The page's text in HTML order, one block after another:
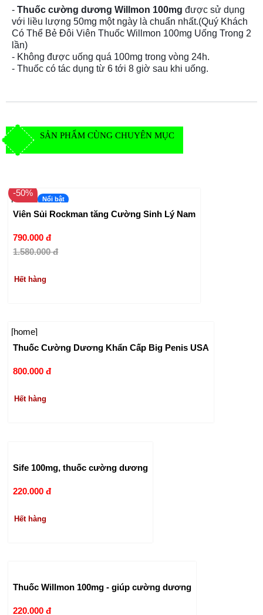
- Thuốc cường dương Willmon 100mg được sử dụng
với liều lượng 50mg một ngày là chuẩn nhất.(Quý Khách
Có Thể Bẻ Đôi Viên Thuốc Willmon 100mg Uống Trong 2
lần)
- Không được uống quá 100mg trong vòng 24h.
- Thuốc có tác dụng từ 6 tới 8 giờ sau khi uống.
SẢN PHẨM CÙNG CHUYÊN MỤC
[home] Nổi bật
-50%
Viên Sủi Rockman tăng Cường Sinh Lý Nam
790.000 đ
1.580.000 đ
Hết hàng
[home]
Thuốc Cường Dương Khẩn Cấp Big Penis USA
800.000 đ
Hết hàng
Sife 100mg, thuốc cường dương
220.000 đ
Hết hàng
Thuốc Willmon 100mg - giúp cường dương
220.000 đ